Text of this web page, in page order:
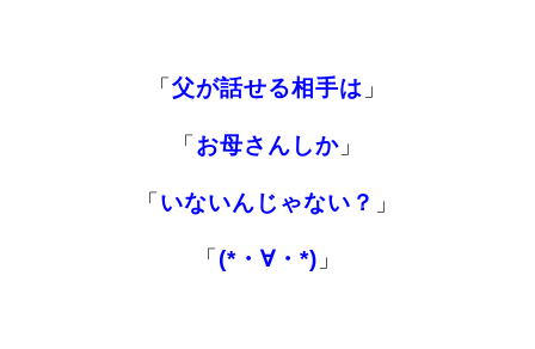
「 父が話せる相手は 」
「お母さんしか 」
「いないんじゃない？ 」
「 (*・∀・*) 」